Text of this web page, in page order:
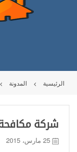
الرئيسية المدونة
شركة مكافحة
25 مارس، 2015